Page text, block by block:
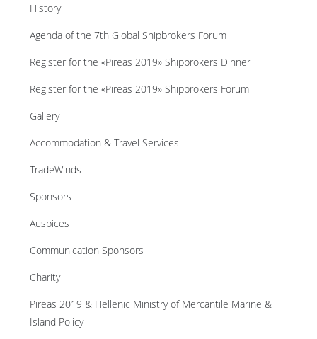
History
Agenda of the 7th Global Shipbrokers Forum
Register for the «Pireas 2019» Shipbrokers Dinner
Register for the «Pireas 2019» Shipbrokers Forum
Gallery
Accommodation & Travel Services
TradeWinds
Sponsors
Auspices
Communication Sponsors
Charity
Pireas 2019 & Hellenic Ministry of Mercantile Marine &
Island Policy